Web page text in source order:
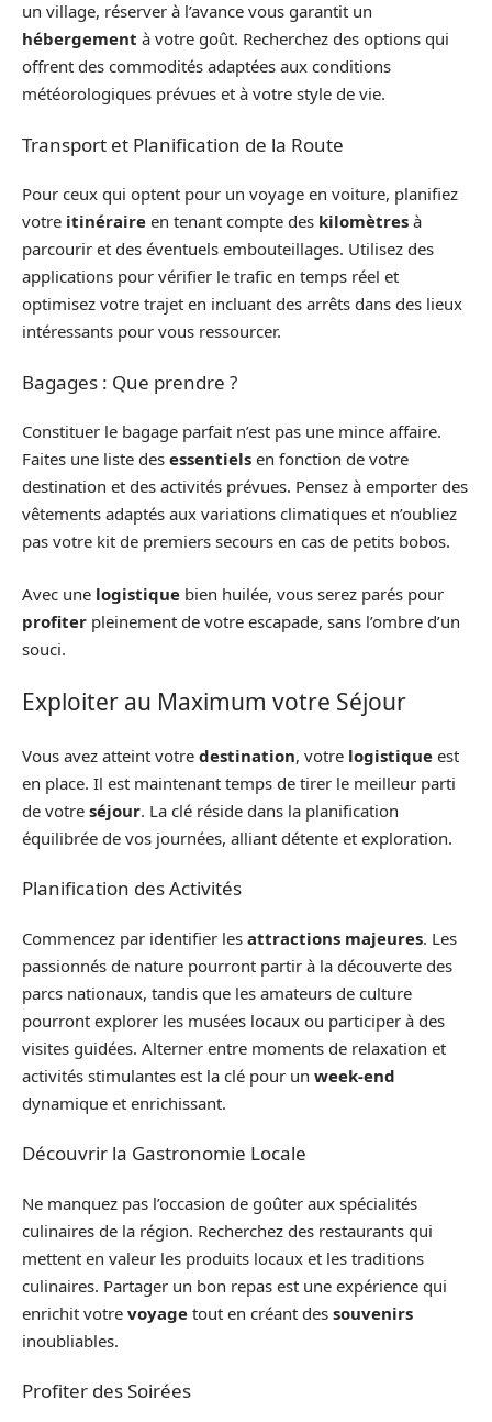
un village, réserver à l’avance vous garantit un
hébergement à votre goût. Recherchez des options qui
offrent des commodités adaptées aux conditions
météorologiques prévues et à votre style de vie.
Transport et Planification de la Route
Pour ceux qui optent pour un voyage en voiture, planifiez
votre itinéraire en tenant compte des kilomètres à
parcourir et des éventuels embouteillages. Utilisez des
applications pour vérifier le trafic en temps réel et
optimisez votre trajet en incluant des arrêts dans des lieux
intéressants pour vous ressourcer.
Bagages : Que prendre ?
Constituer le bagage parfait n’est pas une mince affaire.
Faites une liste des essentiels en fonction de votre
destination et des activités prévues. Pensez à emporter des
vêtements adaptés aux variations climatiques et n’oubliez
pas votre kit de premiers secours en cas de petits bobos.
Avec une logistique bien huilée, vous serez parés pour
profiter pleinement de votre escapade, sans l’ombre d’un
souci.
Exploiter au Maximum votre Séjour
Vous avez atteint votre destination, votre logistique est
en place. Il est maintenant temps de tirer le meilleur parti
de votre séjour. La clé réside dans la planification
équilibrée de vos journées, alliant détente et exploration.
Planification des Activités
Commencez par identifier les attractions majeures. Les
passionnés de nature pourront partir à la découverte des
parcs nationaux, tandis que les amateurs de culture
pourront explorer les musées locaux ou participer à des
visites guidées. Alterner entre moments de relaxation et
activités stimulantes est la clé pour un week-end
dynamique et enrichissant.
Découvrir la Gastronomie Locale
Ne manquez pas l’occasion de goûter aux spécialités
culinaires de la région. Recherchez des restaurants qui
mettent en valeur les produits locaux et les traditions
culinaires. Partager un bon repas est une expérience qui
enrichit votre voyage tout en créant des souvenirs
inoubliables.
Profiter des Soirées